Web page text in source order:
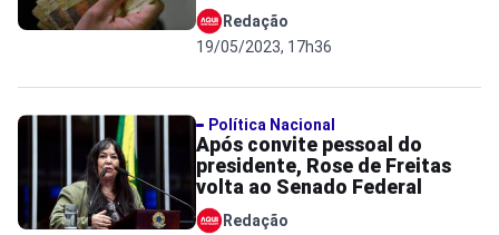
Redação
19/05/2023, 17h36
Política Nacional
Após convite pessoal do
presidente, Rose de Freitas
volta ao Senado Federal
Redação